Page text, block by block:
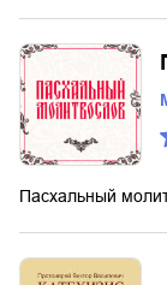
Пасхальный